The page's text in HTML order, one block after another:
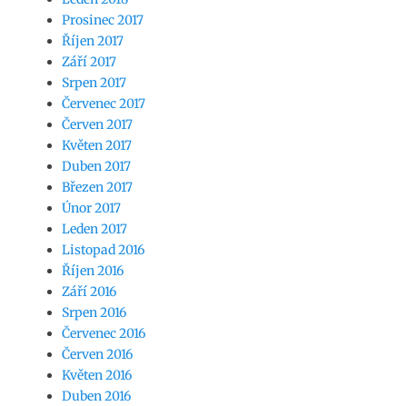
Prosinec 2017
Říjen 2017
Září 2017
Srpen 2017
Červenec 2017
Červen 2017
Květen 2017
Duben 2017
Březen 2017
Únor 2017
Leden 2017
Listopad 2016
Říjen 2016
Září 2016
Srpen 2016
Červenec 2016
Červen 2016
Květen 2016
Duben 2016